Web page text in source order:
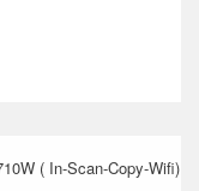
( In-Scan-Copy-Wifi)